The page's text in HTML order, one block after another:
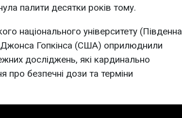
палити десятки років тому.
національного університету (Південна
Джонса Гопкінса (США) оприлюднили
досліджень, які кардинально
про безпечні дози та терміни